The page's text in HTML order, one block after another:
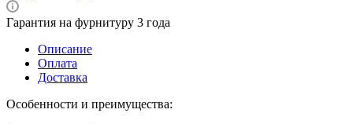
Гарантия на фурнитуру 3 года
Описание
Оплата
Доставка
Особенности и преимущества: